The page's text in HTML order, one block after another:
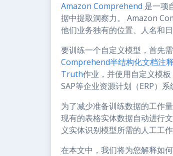
o
k
r a
m
p
p
Amazon Comprehend 是一项
据中提取洞察力。 Amazon
他们业务独有的位置、人名和
要训练一个自定义模型，首先
Comprehend半结构化文档注
Truth作业，并使用自定义模
SAP等企业资源计划（ERP）
为了减少准备训练数据的工作
现有的表格实体数据自动进行
义实体识别模型所需的人工工作
在本文中，我们将为您解释如